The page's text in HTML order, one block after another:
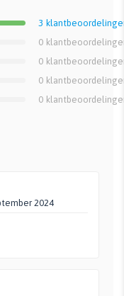
3
0
0
0
0
2024